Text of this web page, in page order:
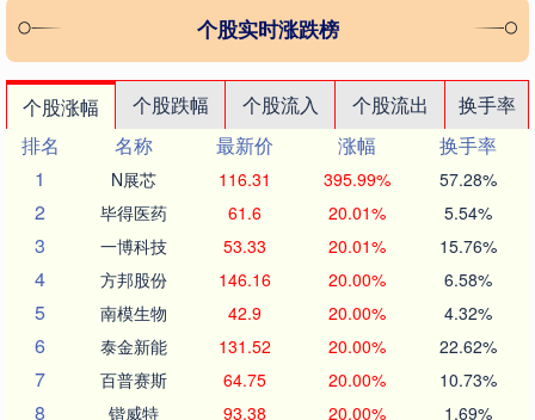
个股实时涨跌榜
个股涨幅 个股跌幅 个股流入 个股流出
换手率
排名
名称 最新价 涨幅
换手率
1
N展芯 116.31 395.99% 57.28%
2 毕得医药 61.6 20.01% 5.54%
3 一博科技 53.33 20.01% 15.76%
4 方邦股份 146.16 20.00% 6.58%
5 南模生物 42.9 20.00% 4.32%
6 泰金新能 131.52 20.00% 22.62%
7 百普赛斯 64.75 20.00% 10.73%
8 锴威特 93.38 20.00% 1.69%